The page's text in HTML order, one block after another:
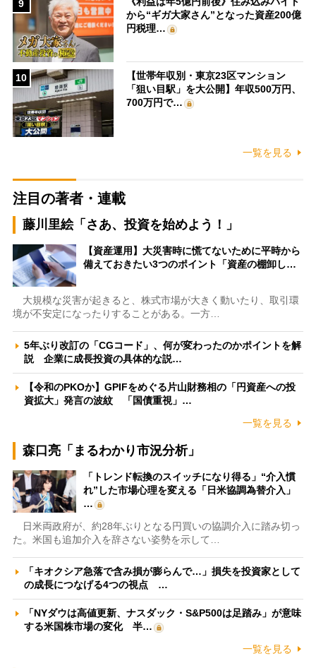
9
から“ギガ大家さん”となった資産200億
円税理…
10
【世帯年収別・東京23区マンション
「狙い目駅」を大公開】年収500万円、
700万円で…
一覧を見る
注目の著者・連載
藤川里絵「さあ、投資を始めよう！」
【資産運用】大災害時に慌てないために平時から
備えておきたい3つのポイント「資産の棚卸し…
大規模な災害が起きると、株式市場が大きく動いたり、取引環
境が不安定になったりすることがある。一方…
5年ぶり改訂の「CGコード」、何が変わったのかポイントを解
説 企業に成長投資の具体的な説…
【令和のPKOか】GPIFをめぐる片山財務相の「円資産への投
資拡大」発言の波紋 「国債重視」…
一覧を見る
森口亮「まるわかり市況分析」
「トレンド転換のスイッチになり得る」“介入慣
れ”した市場心理を変える「日米協調為替介入」
…
日米両政府が、約28年ぶりとなる円買いの協調介入に踏み切っ
た。米国も追加介入を辞さない姿勢を示して…
「キオクシア急落で含み損が膨らんで…」損失を投資家として
の成長につなげる4つの視点 …
「NYダウは高値更新、ナスダック・S&P500は足踏み」が意味
する米国株市場の変化 半…
一覧を見る